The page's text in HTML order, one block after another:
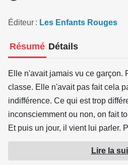
Éditeur Les Enfants Rouges
Résumé Détails
Elle n'avait jamais vu ce garçon.
classe. Elle n'avait pas fait cela
indifférence. Ce qui est trop
inconsciemment ou non, on fait
Et puis un jour, il vient lui parler.
comme avant. Maintenant, elle
lui, elle le sublime jusqu'à en
Lire la